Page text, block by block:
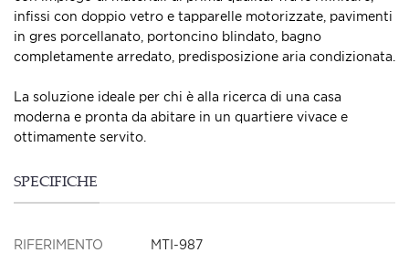
infissi con doppio vetro e tapparelle motorizzate, pavimenti
in gres porcellanato, portoncino blindato, bagno
completamente arredato, predisposizione aria condizionata.
La soluzione ideale per chi è alla ricerca di una casa
moderna e pronta da abitare in un quartiere vivace e
ottimamente servito.
SPECIFICHE
RIFERIMENTO
MTI-987